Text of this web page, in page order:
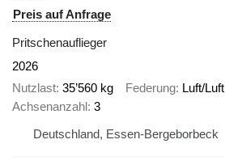
Preis auf Anfrage
Pritschenauflieger
2026
Nutzlast 35’560 kg Federung Luft/Luft
Achsenanzahl 3
Deutschland, Essen-Bergeborbeck